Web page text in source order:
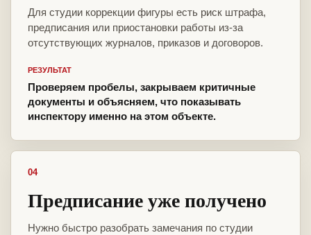
Для студии коррекции фигуры есть риск штрафа,
предписания или приостановки работы из-за
отсутствующих журналов, приказов и договоров.
РЕЗУЛЬТАТ
Проверяем пробелы, закрываем критичные
документы и объясняем, что показывать
инспектору именно на этом объекте.
04
Предписание уже получено
Нужно быстро разобрать замечания по студии